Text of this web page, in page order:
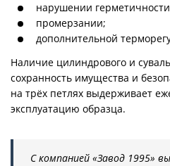
нарушении
промерзании;
дополнительной
Наличие цилиндрового и
сохранность имущества и
на трёх петлях выдерживает
эксплуатацию образца.
С компанией «Завод 1995»